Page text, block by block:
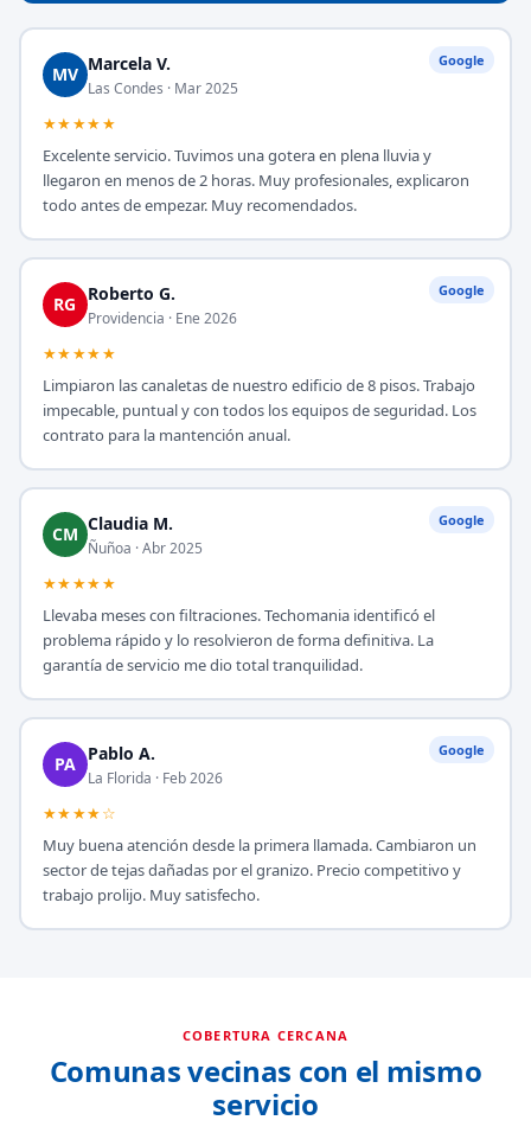
Google
MV Marcela V.
Las Condes · Mar 2025
★★★★★
Excelente servicio. Tuvimos una gotera en plena lluvia y
llegaron en menos de 2 horas. Muy profesionales, explicaron
todo antes de empezar. Muy recomendados.
Google
RG Roberto G.
Providencia · Ene 2026
★★★★★
Limpiaron las canaletas de nuestro edificio de 8 pisos. Trabajo
impecable, puntual y con todos los equipos de seguridad. Los
contrato para la mantención anual.
Google
CM Claudia M.
Ñuñoa · Abr 2025
★★★★★
Llevaba meses con filtraciones. Techomania identificó el
problema rápido y lo resolvieron de forma definitiva. La
garantía de servicio me dio total tranquilidad.
Google
PA Pablo A.
La Florida · Feb 2026
★★★★☆
Muy buena atención desde la primera llamada. Cambiaron un
sector de tejas dañadas por el granizo. Precio competitivo y
trabajo prolijo. Muy satisfecho.
COBERTURA CERCANA
Comunas vecinas con el mismo
servicio